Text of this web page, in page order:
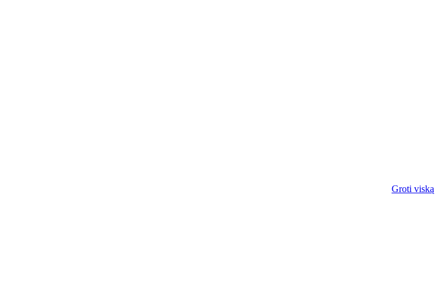
Groti viską